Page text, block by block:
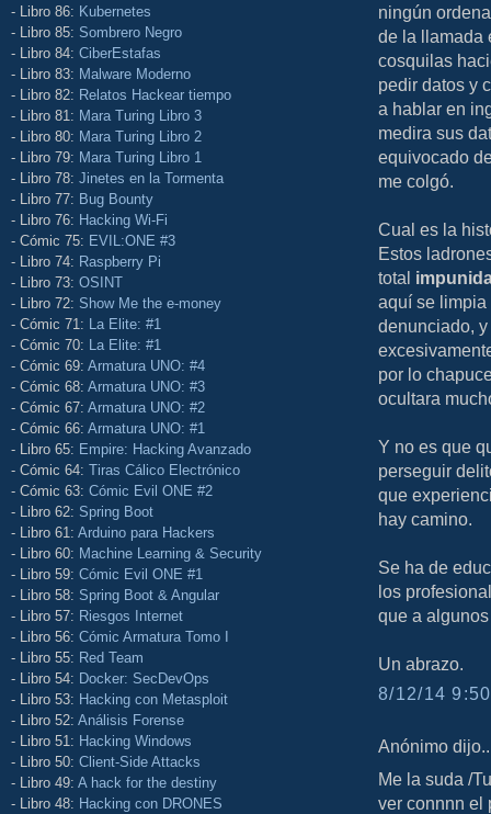
- Libro 86: Kubernetes
- Libro 85: Sombrero Negro
- Libro 84: CiberEstafas
- Libro 83: Malware Moderno
- Libro 82: Relatos Hackear tiempo
- Libro 81: Mara Turing Libro 3
- Libro 80: Mara Turing Libro 2
- Libro 79: Mara Turing Libro 1
- Libro 78: Jinetes en la Tormenta
- Libro 77: Bug Bounty
- Libro 76: Hacking Wi-Fi
- Cómic 75: EVIL:ONE #3
- Libro 74: Raspberry Pi
- Libro 73: OSINT
- Libro 72: Show Me the e-money
- Cómic 71: La Elite: #1
- Cómic 70: La Elite: #1
- Cómic 69: Armatura UNO: #4
- Cómic 68: Armatura UNO: #3
- Cómic 67: Armatura UNO: #2
- Cómic 66: Armatura UNO: #1
- Libro 65: Empire: Hacking Avanzado
- Cómic 64: Tiras Cálico Electrónico
- Cómic 63: Cómic Evil ONE #2
- Libro 62: Spring Boot
- Libro 61: Arduino para Hackers
- Libro 60: Machine Learning & Security
- Libro 59: Cómic Evil ONE #1
- Libro 58: Spring Boot & Angular
- Libro 57: Riesgos Internet
- Libro 56: Cómic Armatura Tomo I
- Libro 55: Red Team
- Libro 54: Docker: SecDevOps
- Libro 53: Hacking con Metasploit
- Libro 52: Análisis Forense
- Libro 51: Hacking Windows
- Libro 50: Client-Side Attacks
- Libro 49: A hack for the destiny
- Libro 48: Hacking con DRONES
ningún
de la llamada
cosquilas
pedir datos y
a hablar en
medira sus
equivocado
me colgó.
Cual es la
Estos
total
aquí se limpia
denunciado,
por lo
ocultara
Y no es que
perseguir
que
hay camino.
Se ha de
los
que a
Un abrazo.
8/12/14
Anónimo
Me la suda /
ver connnn el